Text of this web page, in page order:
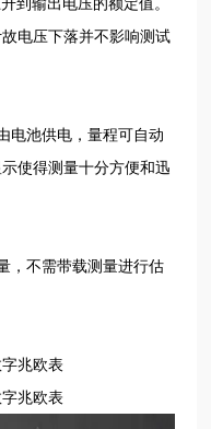
电压下落并不影响测试
池供电，量程可自动
使得测量十分方便和迅
不需带载测量进行估